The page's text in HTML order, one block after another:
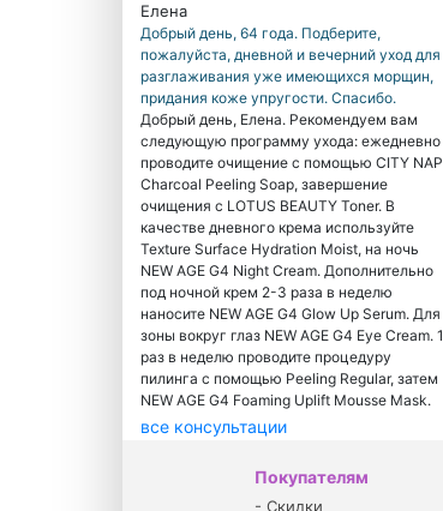
Елена
Добрый день, 64 года. Подберите,
пожалуйста, дневной и вечерний уход для
разглаживания уже имеющихся морщин,
придания коже упругости. Спасибо.
Добрый день, Елена. Рекомендуем вам
следующую программу ухода: ежедневно
проводите очищение с помощью CITY NAP
Charcoal Peeling Soap, завершение
очищения с LOTUS BEAUTY Toner. В
качестве дневного крема используйте
Texture Surface Hydration Moist, на ночь
NEW AGE G4 Night Cream. Дополнительно
под ночной крем 2-3 раза в неделю
наносите NEW AGE G4 Glow Up Serum. Для
зоны вокруг глаз NEW AGE G4 Eye Cream. 1
раз в неделю проводите процедуру
пилинга с помощью Peeling Regular, затем
NEW AGE G4 Foaming Uplift Mousse Mask.
все консультации
Покупателям
- Скидки